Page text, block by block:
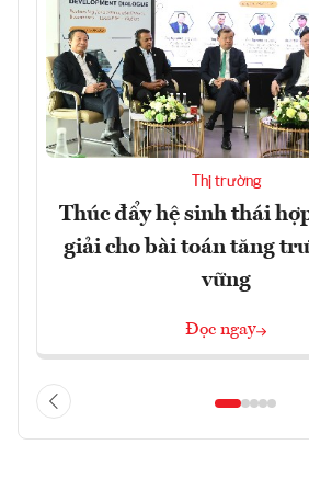
Thị trường
Thúc đẩy hệ sinh thái
giải cho bài toán tăng
vững
Đọc ngay